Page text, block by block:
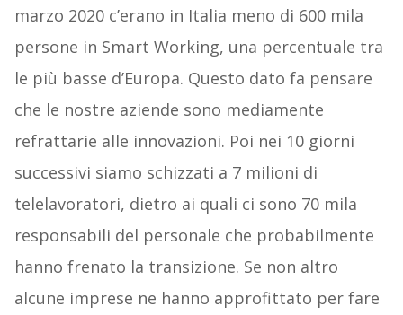
marzo 2020 c’erano in Italia meno di 600 mila
persone in Smart Working, una percentuale tra
le più basse d’Europa. Questo dato fa pensare
che le nostre aziende sono mediamente
refrattarie alle innovazioni. Poi nei 10 giorni
successivi siamo schizzati a 7 milioni di
telelavoratori, dietro ai quali ci sono 70 mila
responsabili del personale che probabilmente
hanno frenato la transizione. Se non altro
alcune imprese ne hanno approfittato per fare